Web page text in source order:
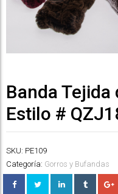
Banda Tejida
Estilo #
SKU: PE109
Categoría: Gorros y Bufandas